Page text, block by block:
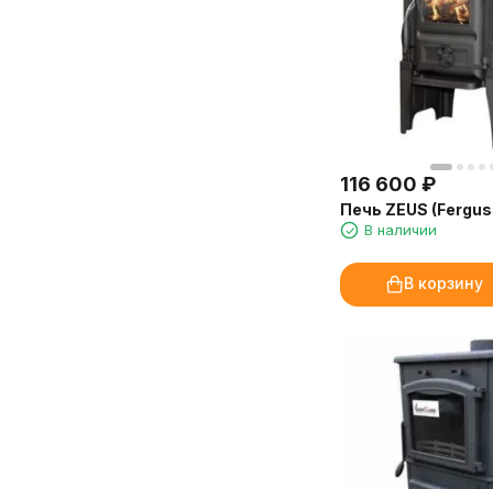
116 600 ₽
Печь ZEUS
В наличии
В корзину